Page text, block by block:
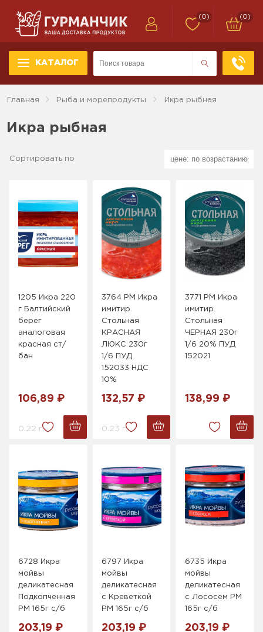
КАТАЛОГ
(0) (0)
Главная Рыба и морепродукты Икра рыбная
Икра рыбная
Сортировать по
1205 Икра 220
г Балтийский
берег
аналоговая
красная ст/
бан
106,89 ₽
0.22 г.
3764 РМ Икра
имитир.
Стольная
КРАСНАЯ
ЛЮКС 230г
1/6 ПУД
152033 НДС
10%
132,57 ₽
0.23 г.
3771 РМ Икра
имитир.
Стольная
ЧЕРНАЯ 230г
1/6 20% ПУД
152021
138,99 ₽
6728 Икра
мойвы
деликатесная
Подкопченная
РМ 165г с/б
203,19 ₽
6797 Икра
мойвы
деликатесная
с Креветкой
РМ 165г с/б
203,19 ₽
6735 Икра
мойвы
деликатесная
с Лососем РМ
165г с/б
203,19 ₽